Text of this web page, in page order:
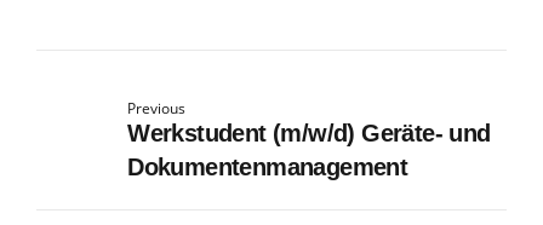
Previous
Werkstudent (m/w/d) Geräte- und
Dokumentenmanagement